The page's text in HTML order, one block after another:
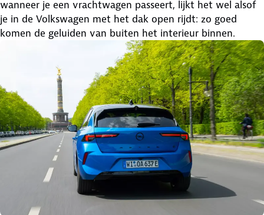
wanneer je een vrachtwagen passeert, lijkt het wel alsof
je in de Volkswagen met het dak open rijdt: zo goed
komen de geluiden van buiten het interieur binnen.